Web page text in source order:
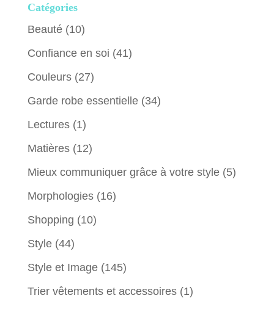
Catégories
Beauté(10)
Confiance en soi (41)
Couleurs(27)
Garde robe essentielle(34)
Lectures(1)
Matières(12)
Mieux communiquer grâce à votre style(5)
Morphologies(16)
Shopping (10)
Style(44)
Style et Image(145)
Trier vêtements et accessoires(1)